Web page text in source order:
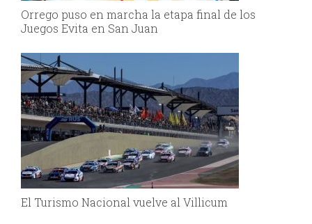
Orrego puso en marcha la etapa final de los
Juegos Evita en San Juan
El Turismo Nacional vuelve al Villicum